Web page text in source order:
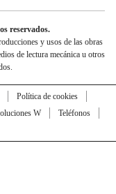
reservados.
y usos de las obras
de lectura mecánica u otros
Política de cookies
W
Teléfonos